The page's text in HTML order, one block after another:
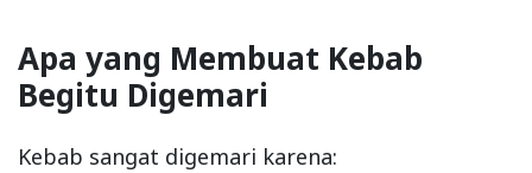
Apa yang Membuat Kebab
Begitu Digemari
Kebab sangat digemari karena: